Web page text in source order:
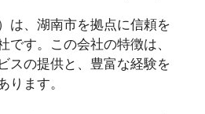
は、湖南市を拠点に信頼を
です。この会社の特徴は、
スの提供と、豊富な経験を
ります。